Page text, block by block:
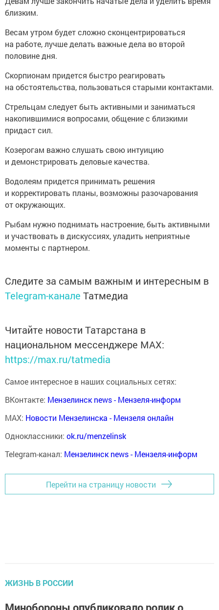
близким.
Весам утром будет сложно сконцентрироваться
на работе, лучше делать важные дела во второй
половине дня.
Скорпионам придется быстро реагировать
на обстоятельства, пользоваться старыми контактами.
Стрельцам следует быть активными и заниматься
накопившимися вопросами, общение с близкими
придаст сил.
Козерогам важно слушать свою интуицию
и демонстрировать деловые качества.
Водолеям придется принимать решения
и корректировать планы, возможны разочарования
от окружающих.
Рыбам нужно поднимать настроение, быть активными
и участвовать в дискуссиях, уладить неприятные
моменты с партнером.
Следите за самым важным и интересным в
Telegram-канале Татмедиа
Читайте новости Татарстана в
национальном мессенджере MАХ:
https://max.ru/tatmedia
Самое интересное в наших социальных сетях:
ВКонтакте: Мензелинск news - Мензеля-информ
MAX: Новости Мензелинска - Мензеля онлайн
Одноклассники: ok.ru/menzelinsk
Telegram-канал: Мензелинск news - Мензеля-информ
Перейти на страницу новости
ЖИЗНЬ В РОССИИ